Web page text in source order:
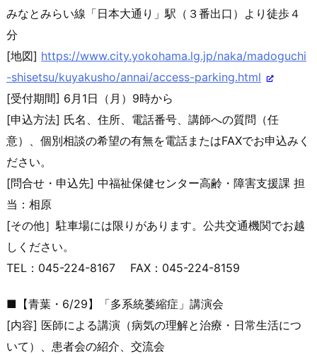
みなとみらい線「日本大通り」駅（３番出口）より徒歩４
分
[地図] https://www.city.yokohama.lg.jp/naka/madoguchi
-shisetsu/kuyakusho/annai/access-parking.html
[受付期間] 6月1日（月）9時から
[申込方法] 氏名、住所、電話番号、講師への質問（任
意）、個別相談の希望の有無を電話またはFAXでお申込みく
ださい。
[問合せ・申込先] 中福祉保健センター高齢・障害支援課 担
当：相原
[その他］駐車場には限りがあります。公共交通機関でお越
しください。
TEL：045-224-8167 FAX：045-224-8159
■【青葉・6/29】「多系統萎縮症」講演会
[内容] 医師による講演（病気の理解と治療・日常生活につ
いて）、患者会の紹介、交流会